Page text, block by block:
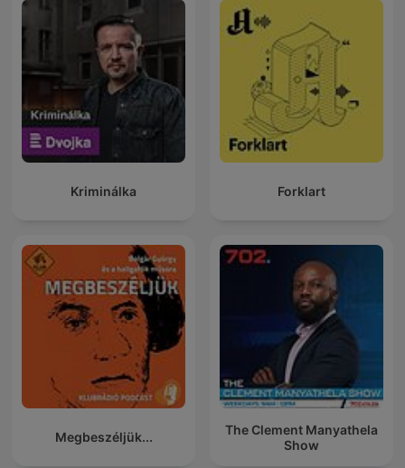
Kriminálka Forklart
Megbeszéljük...
The Clement Manyathela
Show